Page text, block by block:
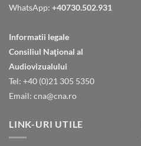
WhatsApp: +40730.502.931
Informatii legale
Consiliul Naţional al
Audiovizualului
Tel: +40 (0)21 305 5350
Email: cna@cna.ro
LINK-URI UTILE